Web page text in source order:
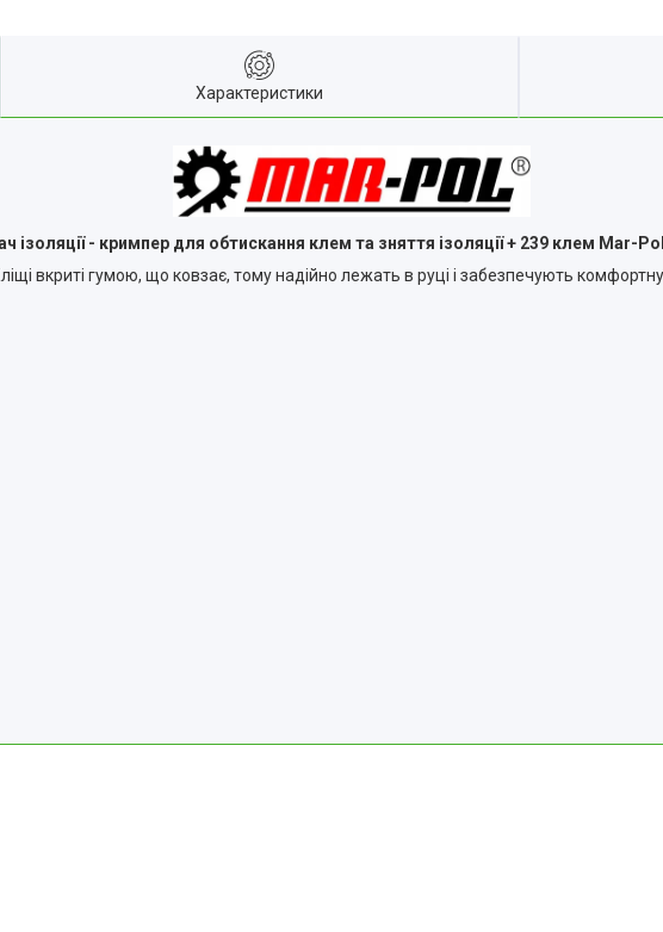
Характеристики
ізоляції - кримпер для обтискання клем та зняття ізоляції + 239 клем Mar-
вкриті гумою, що ковзає, тому надійно лежать в руці і забезпечують